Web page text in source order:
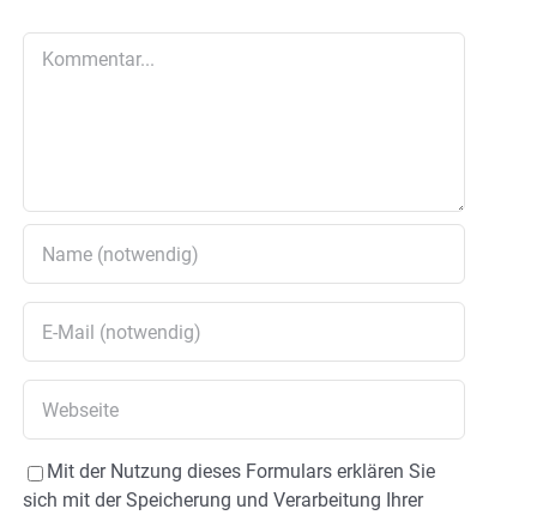
Mit der Nutzung dieses Formulars erklären Sie
sich mit der Speicherung und Verarbeitung Ihrer